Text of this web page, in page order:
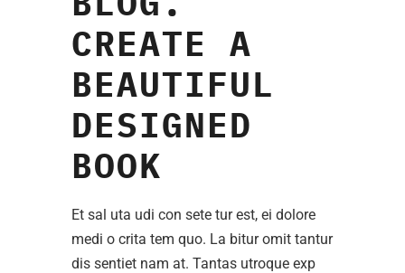
CREATE A
BEAUTIFUL
DESIGNED
BOOK
Et sal uta udi con sete tur est, ei dolore
medi o crita tem quo. La bitur omit tantur
dis sentiet nam at. Tantas utroque exp